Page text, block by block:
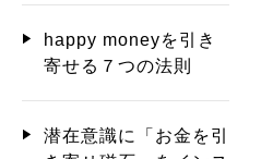
happy moneyを引き
寄せる７つの法則
潜在意識に「お金を引